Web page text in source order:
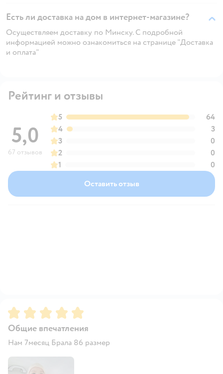
Есть ли доставка на дом в интернет-магазине?
Осуществляем доставку по Минску. С подробной
информацией можно ознакомиться на странице "Доставка
и оплата"
Рейтинг и отзывы
5,0
67 отзывов
5
64
4
3
3
0
2
0
1
0
Оставить отзыв
Рейтинг:5
Общие впечатления
Нам 7месяц Брала 86 размер